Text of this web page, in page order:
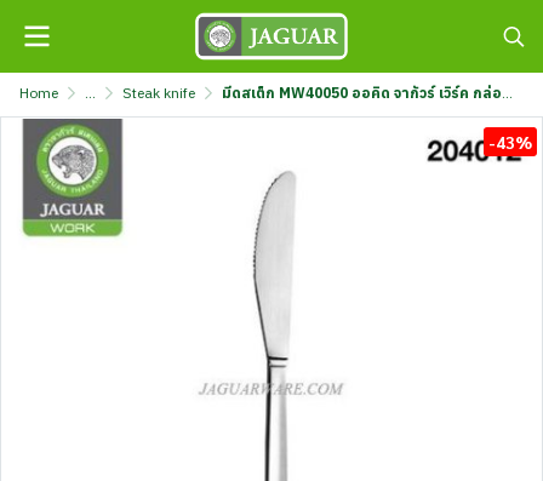
Home ... Steak knife มีดสเต็ก MW40050 ออคิด จากัวร์ เวิร์ค กล่องขาว @1 K320/33-4-JG
-43%